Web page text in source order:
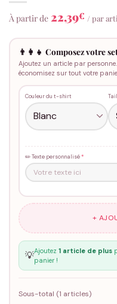
À partir de 22,39€ / par
👨‍👩‍👧 Composez votre
Ajoutez un article par
économisez sur tout votre
Couleur du t-shirt
✏️ Texte personnalisé*
+
💡Ajoutez 1 article de plus
panier !
Sous-total (1 articles)